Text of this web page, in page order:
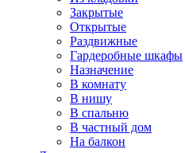
Закрытые
Открытые
Раздвижные
Гардеробные шкафы
Назначение
В комнату
В нишу
В спальню
В частный дом
На балкон